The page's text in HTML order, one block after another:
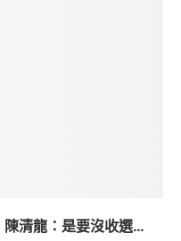
清龍：是要沒收選...